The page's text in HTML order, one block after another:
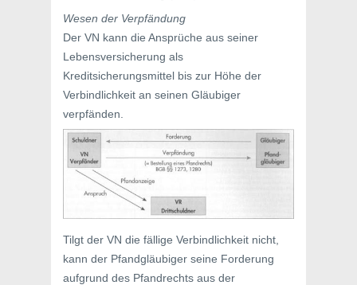
Wesen der Verpfändung
Der VN kann die Ansprüche aus seiner
Lebensversicherung als
Kreditsicherungsmittel bis zur Höhe der
Verbindlichkeit an seinen Gläubiger
verpfänden.
Tilgt der VN die fällige Verbindlichkeit nicht,
kann der Pfandgläubiger seine Forderung
aufgrund des Pfandrechts aus der